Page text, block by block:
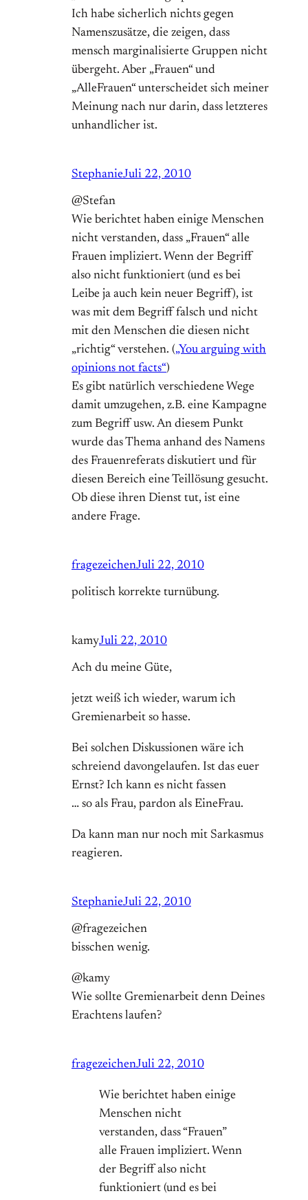
Ich habe sicherlich nichts gegen
Namenszusätze, die zeigen, dass
mensch marginalisierte Gruppen nicht
übergeht. Aber „Frauen“ und
„AlleFrauen“ unterscheidet sich meiner
Meinung nach nur darin, dass letzteres
unhandlicher ist.
StephanieJuli 22, 2010
@Stefan
Wie berichtet haben einige Menschen
nicht verstanden, dass „Frauen“ alle
Frauen impliziert. Wenn der Begriff
also nicht funktioniert (und es bei
Leibe ja auch kein neuer Begriff), ist
was mit dem Begriff falsch und nicht
mit den Menschen die diesen nicht
„richtig“ verstehen. („You arguing with
opinions not facts“)
Es gibt natürlich verschiedene Wege
damit umzugehen, z.B. eine Kampagne
zum Begriff usw. An diesem Punkt
wurde das Thema anhand des Namens
des Frauenreferats diskutiert und für
diesen Bereich eine Teillösung gesucht.
Ob diese ihren Dienst tut, ist eine
andere Frage.
fragezeichenJuli 22, 2010
politisch korrekte turnübung.
kamyJuli 22, 2010
Ach du meine Güte,
jetzt weiß ich wieder, warum ich
Gremienarbeit so hasse.
Bei solchen Diskussionen wäre ich
schreiend davongelaufen. Ist das euer
Ernst? Ich kann es nicht fassen
… so als Frau, pardon als EineFrau.
Da kann man nur noch mit Sarkasmus
reagieren.
StephanieJuli 22, 2010
@fragezeichen
bisschen wenig.
@kamy
Wie sollte Gremienarbeit denn Deines
Erachtens laufen?
fragezeichenJuli 22, 2010
Wie berichtet haben einige
Menschen nicht
verstanden, dass “Frauen”
alle Frauen impliziert. Wenn
der Begriff also nicht
funktioniert (und es bei